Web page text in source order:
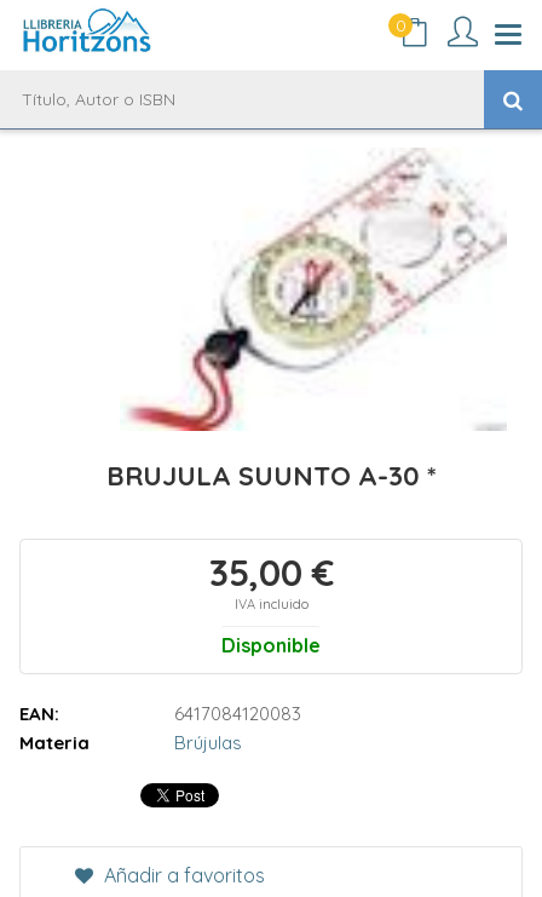
0
BRUJULA SUUNTO A-30 *
35,00 €
IVA incluido
Disponible
EAN:
6417084120083
Materia
Brújulas
Añadir a favoritos